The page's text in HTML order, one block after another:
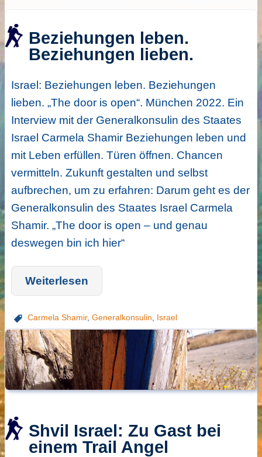
Beziehungen leben.
Beziehungen lieben.
Israel: Beziehungen leben. Beziehungen
lieben. „The door is open“. München 2022. Ein
Interview mit der Generalkonsulin des Staates
Israel Carmela Shamir Beziehungen leben und
mit Leben erfüllen. Türen öffnen. Chancen
vermitteln. Zukunft gestalten und selbst
aufbrechen, um zu erfahren: Darum geht es der
Generalkonsulin des Staates Israel Carmela
Shamir. „The door is open – und genau
deswegen bin ich hier“
Weiterlesen
Carmela Shamir, Generalkonsulin Israel
Shvil Israel: Zu Gast bei
einem Trail Angel